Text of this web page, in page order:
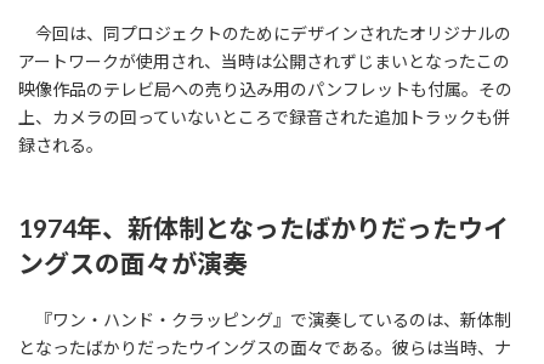
今回は、同プロジェクトのためにデザインされたオリジナルの
アートワークが使用され、当時は公開されずじまいとなったこの
映像作品のテレビ局への売り込み用のパンフレットも付属。その
上、カメラの回っていないところで録音された追加トラックも併
録される。
1974年、新体制となったばかりだったウイ
ングスの面々が演奏
『ワン・ハンド・クラッピング』で演奏しているのは、新体制
となったばかりだったウイングスの面々である。彼らは当時、ナ